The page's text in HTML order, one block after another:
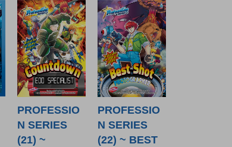
PROFESSIO
N SERIES
(21) ~
PROFESSIO
N SERIES
(22) ~ BEST